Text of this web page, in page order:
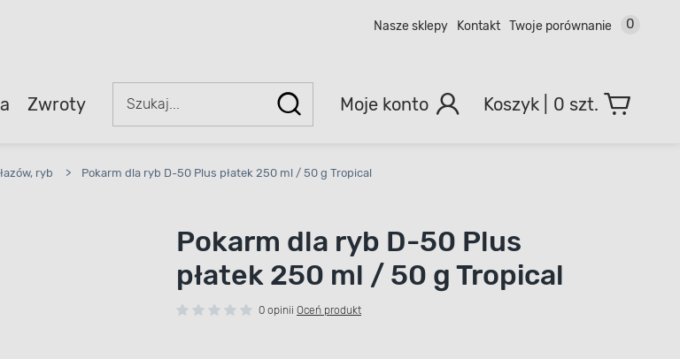
Nasze sklepy Kontakt Twoje porównanie 0
Zwroty Moje konto 0 szt.
ryb > Pokarm dla ryb D-50 Plus płatek 250 ml / 50 g Tropical
Pokarm dla ryb D-50 Plus
płatek 250 ml / 50 g Tropical
0 opinii Oceń produkt